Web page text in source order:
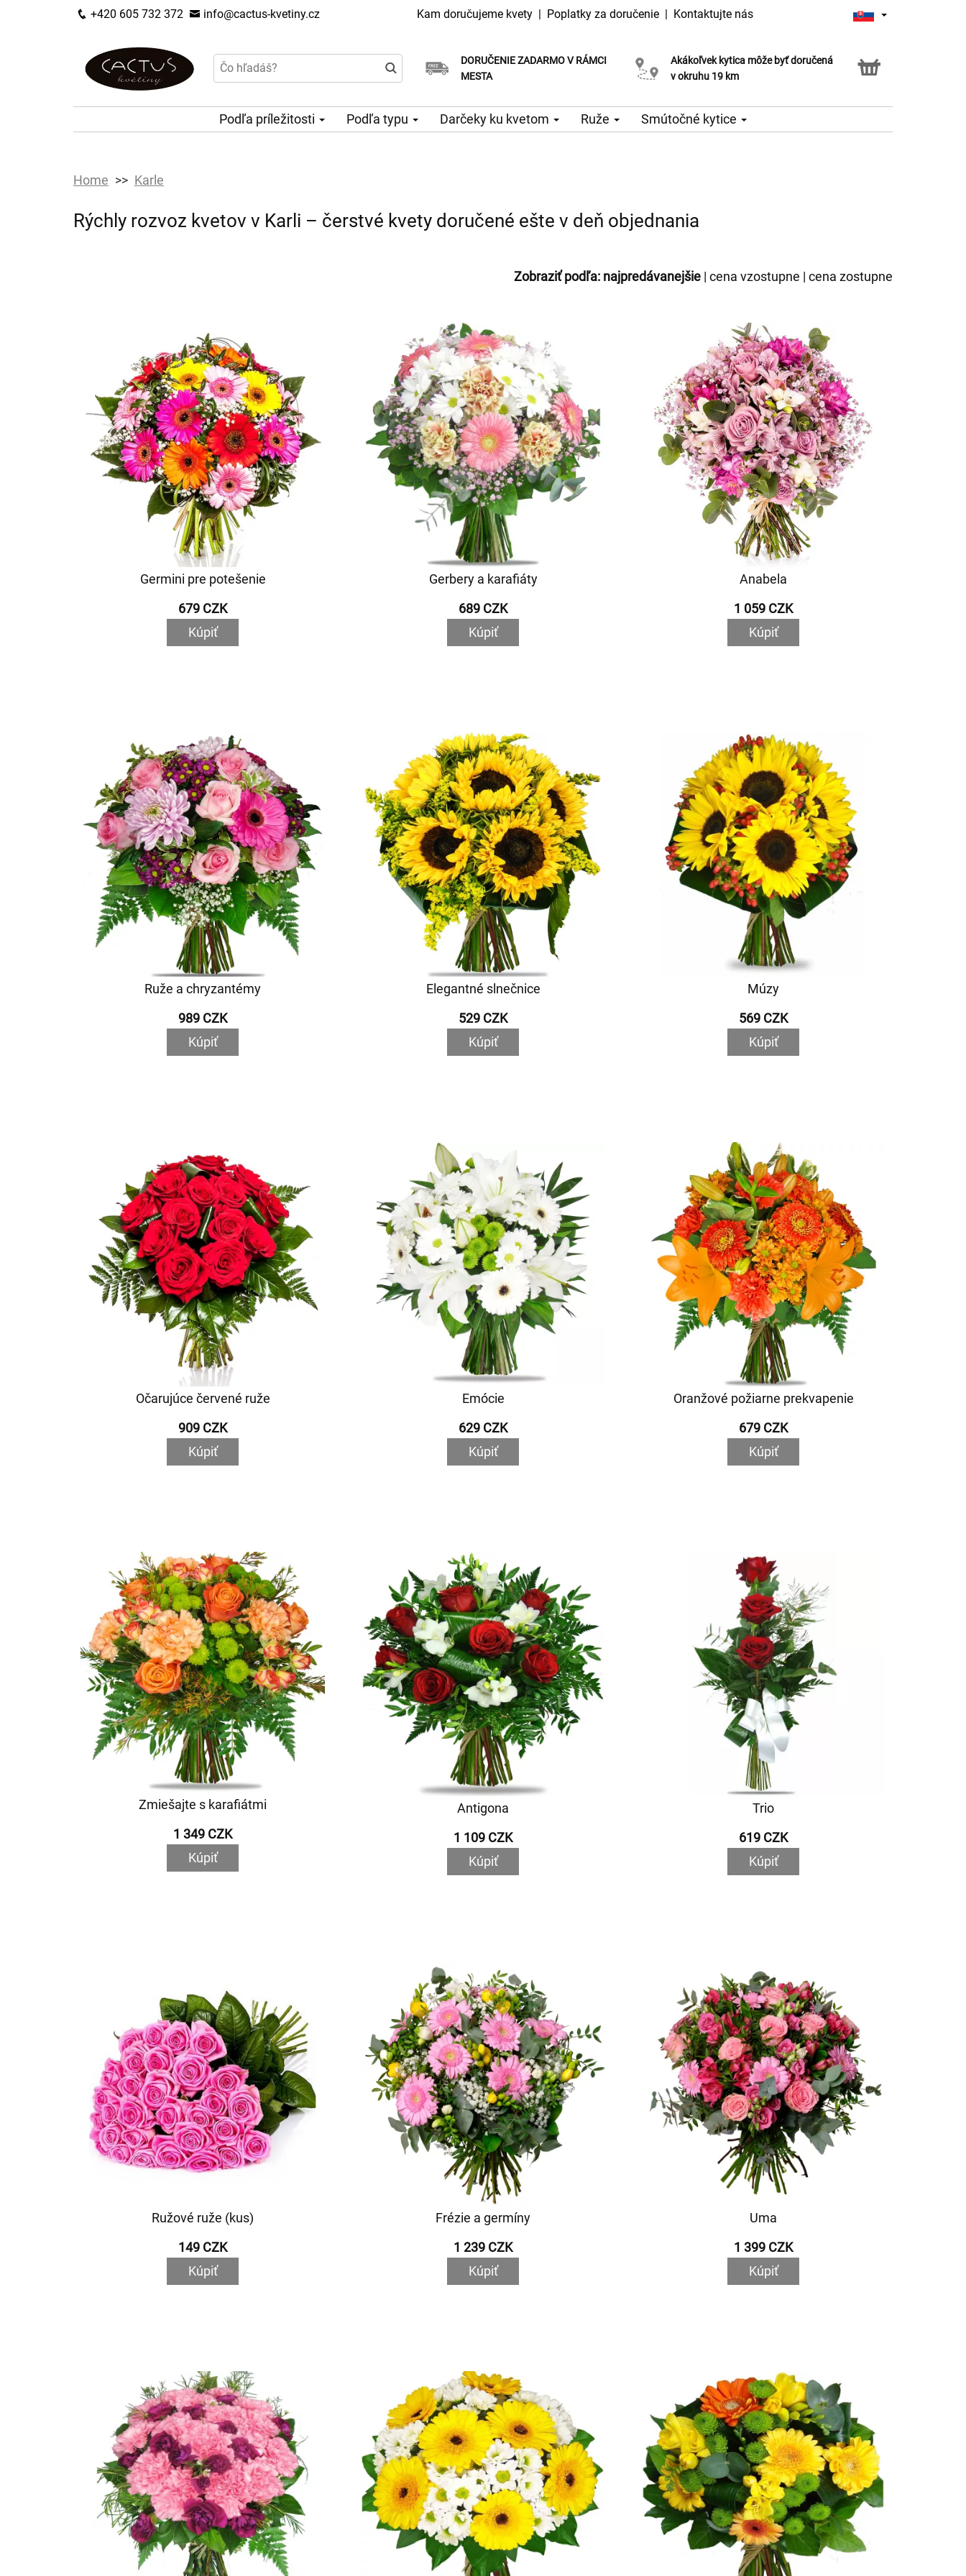
+420 605 732 372 info@cactus-kvetiny.cz Kam doručujeme kvety | Poplatky za doručenie | Kontaktujte nás
DORUČENIE ZADARMO V RÁMCI
MESTA
Akákoľvek kytica môže byť doručená
v okruhu 19 km
Služba Click & Collect
Podľa príležitosti Podľa typu Darčeky ku kvetom Ruže Smútočné kytice
Home Karle
Rýchly rozvoz kvetov v Karli – čerstvé kvety doručené ešte v deň objednania
Zobraziť podľa: najpredávanejšie | cena vzostupne | cena zostupne
Germini pre potešenie
679 CZK
Kúpiť
Gerbery a karafiáty
689 CZK
Kúpiť
Anabela
1 059 CZK
Kúpiť
Ruže a chryzantémy
989 CZK
Kúpiť
Elegantné slnečnice
529 CZK
Kúpiť
Múzy
569 CZK
Kúpiť
Očarujúce červené ruže
909 CZK
Kúpiť
Emócie
629 CZK
Kúpiť
Oranžové požiarne prekvapenie
679 CZK
Kúpiť
Zmiešajte s karafiátmi
1 349 CZK
Kúpiť
Antigona
1 109 CZK
Kúpiť
Trio
619 CZK
Kúpiť
Ružové ruže (kus)
149 CZK
Kúpiť
Frézie a germíny
1 239 CZK
Kúpiť
Uma
1 399 CZK
Kúpiť